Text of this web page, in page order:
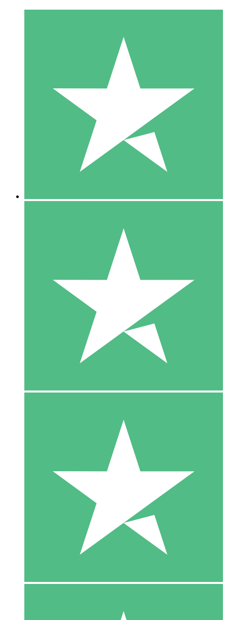
Individuella Kreditpaket
Betala per användning med nedladdningskrediter. Inget
1 Nedladdningar
10 00
10 Nedladdningar
20 00